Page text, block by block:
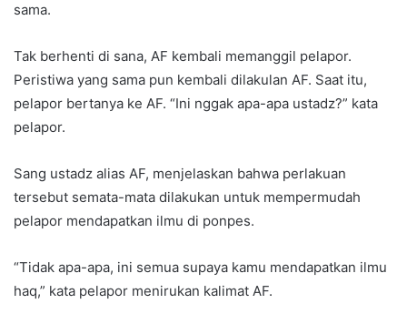
sama.
Tak berhenti di sana, AF kembali memanggil pelapor.
Peristiwa yang sama pun kembali dilakulan AF. Saat itu,
pelapor bertanya ke AF. “Ini nggak apa-apa ustadz?” kata
pelapor.
Sang ustadz alias AF, menjelaskan bahwa perlakuan
tersebut semata-mata dilakukan untuk mempermudah
pelapor mendapatkan ilmu di ponpes.
“Tidak apa-apa, ini semua supaya kamu mendapatkan ilmu
haq,” kata pelapor menirukan kalimat AF.